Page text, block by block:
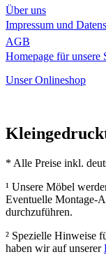
Über uns
Impressum und
AGB
Homepage für unsere
Unser Onlineshop
* Alle Preise inkl.
¹ Unsere Möbel
Eventuelle Montage-
durchzuführen.
² Spezielle Hinweise
haben wir auf unserer